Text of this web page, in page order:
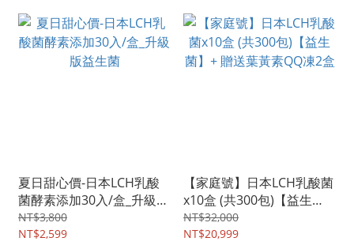
夏日甜心價-日本LCH乳酸
菌酵素添加30入/盒_升級版
益生菌
NT$3,800
NT$2,599
【家庭號】日本LCH乳酸菌
x10盒 (共300包)【益生
菌】+ 贈送葉黃素QQ凍2盒
NT$32,000
NT$20,999